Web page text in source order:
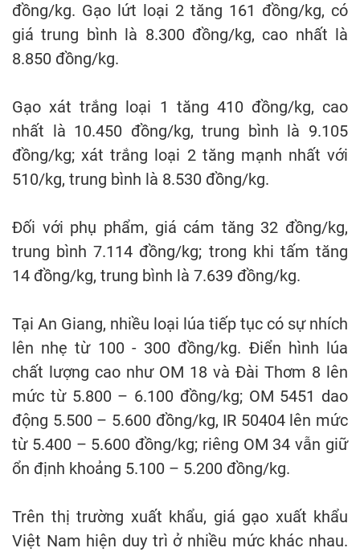
đồng/kg. Gạo lứt loại 2 tăng 161 đồng/kg, có
giá trung bình là 8.300 đồng/kg, cao nhất là
8.850 đồng/kg.
Gạo xát trắng loại 1 tăng 410 đồng/kg, cao
nhất là 10.450 đồng/kg, trung bình là 9.105
đồng/kg; xát trắng loại 2 tăng mạnh nhất với
510/kg, trung bình là 8.530 đồng/kg.
Đối với phụ phẩm, giá cám tăng 32 đồng/kg,
trung bình 7.114 đồng/kg; trong khi tấm tăng
14 đồng/kg, trung bình là 7.639 đồng/kg.
Tại An Giang, nhiều loại lúa tiếp tục có sự nhích
lên nhẹ từ 100 - 300 đồng/kg. Điển hình lúa
chất lượng cao như OM 18 và Đài Thơm 8 lên
mức từ 5.800 – 6.100 đồng/kg; OM 5451 dao
động 5.500 – 5.600 đồng/kg, IR 50404 lên mức
từ 5.400 – 5.600 đồng/kg; riêng OM 34 vẫn giữ
ổn định khoảng 5.100 – 5.200 đồng/kg.
Trên thị trường xuất khẩu, giá gạo xuất khẩu
Việt Nam hiện duy trì ở nhiều mức khác nhau.